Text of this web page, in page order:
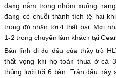
đang nằm trong nhóm xuống
đang có chuỗi thành tích tệ hại
trong đó nhận tới 4 thất bại. Mới
1-2 trong chuyến làm khách tại
Bản lĩnh đi du đấu của thầy trò
thất vọng khi họ toàn thua ở cả
thủng lưới tới 6 bàn. Trận đấu này